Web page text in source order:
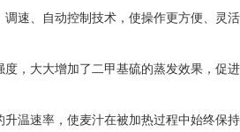
速、自动控制技术，使操作更方便、灵活
，大大增加了二甲基硫的蒸发效果，促
温速率，使麦汁在被加热过程中始终保